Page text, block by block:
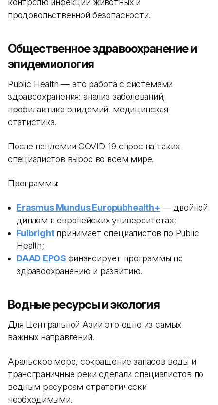
контролю инфекций животных и
продовольственной безопасности.
Общественное здравоохранение и
эпидемиология
Public Health — это работа с системами
здравоохранения: анализ заболеваний,
профилактика эпидемий, медицинская
статистика.
После пандемии COVID-19 спрос на таких
специалистов вырос во всем мире.
Программы:
Erasmus Mundus Europubhealth+ — двойной
диплом в европейских университетах;
Fulbrightпринимает специалистов по Public
Health;
DAAD EPOS финансирует программы по
здравоохранению и развитию.
Водные ресурсы и экология
Для Центральной Азии это одно из самых
важных направлений.
Аральское море, сокращение запасов воды и
трансграничные реки сделали специалистов по
водным ресурсам стратегически
необходимыми.